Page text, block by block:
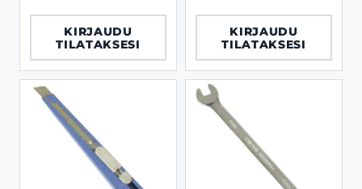
KIRJAUDU
TILATAKSESI
KIRJAUDU
TILATAKSESI